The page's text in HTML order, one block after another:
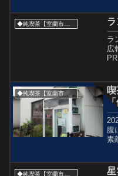
な
ち
◆純喫茶【室蘭市・伊達登別方面】
ラ
広
日
な
◆純喫茶【室蘭市・伊達登別方面】
腹
素
に
◆純喫茶【室蘭市・伊達登別方面】